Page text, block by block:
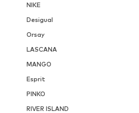
NIKE
Desigual
Orsay
LASCANA
MANGO
Esprit
PINKO
RIVER ISLAND